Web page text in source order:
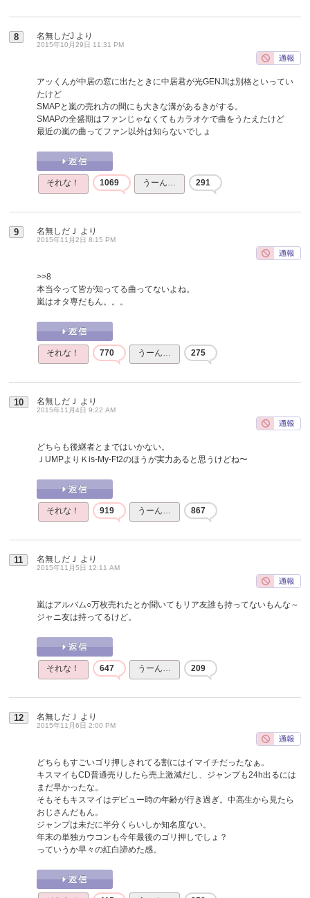
8 名無しだJ より
2015年10月29日 11:31 PM
アッくんが中居の窓に出たときに中居君が光GENJIは別格といってい
たけど
SMAPと嵐の売れ方の間にも大きな溝があるきがする。
SMAPの全盛期はファンじゃなくてもカラオケで曲をうたえたけど
最近の嵐の曲ってファン以外は知らないでしょ
それな！ 1069 うーん… 291
9 名無しだＪ より
2015年11月2日 8:15 PM
>>8
本当今って皆が知ってる曲ってないよね。
嵐はオタ専だもん。。。
それな！ 770 うーん… 275
10 名無しだＪ より
2015年11月4日 9:22 AM
どちらも後継者とまではいかない。
ＪUMPよりＫis-My-Ft2のほうが実力あると思うけどね〜
それな！ 919 うーん… 867
11 名無しだＪ より
2015年11月5日 12:11 AM
嵐はアルバム○万枚売れたとか聞いてもリア友誰も持ってないもんな～
ジャニ友は持ってるけど。
それな！ 647 うーん… 209
12 名無しだＪ より
2015年11月6日 2:00 PM
どちらもすごいゴリ押しされてる割にはイマイチだったなぁ。
キスマイもCD普通売りしたら売上激減だし、ジャンプも24h出るには
まだ早かったな。
そもそもキスマイはデビュー時の年齢が行き過ぎ。中高生から見たら
おじさんだもん。
ジャンプは未だに半分くらいしか知名度ない。
年末の単独カウコンも今年最後のゴリ押しでしょ？
っていうか早々の紅白諦めた感。